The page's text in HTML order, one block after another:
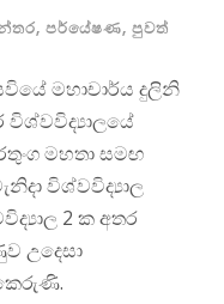
, පර්යේෂණ, පුවත්
මහාචාර්ය දුලිනි
විශ්වවිද්‍යාලයේ
මහතා සමඟ
විශ්වවිද්‍යාල
2 ක අතර
උදෙසා